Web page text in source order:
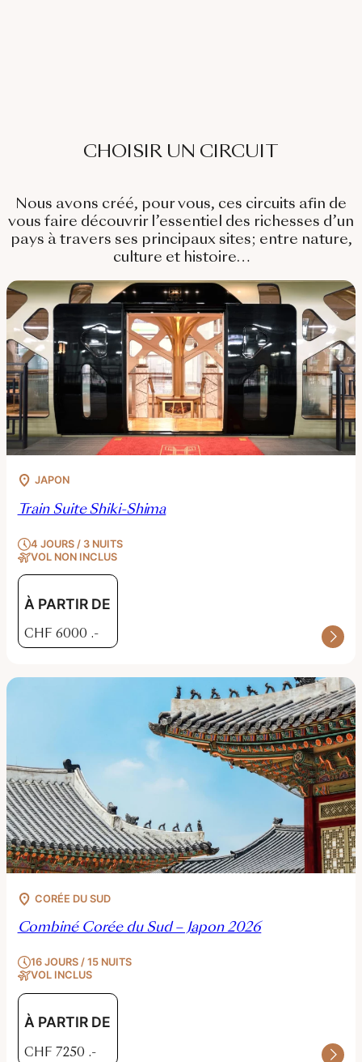
CHOISIR UN CIRCUIT
Nous avons créé, pour vous, ces circuits afin de
vous faire découvrir l’essentiel des richesses d’un
pays à travers ses principaux sites; entre nature,
culture et histoire…
JAPON
Train Suite Shiki-Shima
4 JOURS / 3 NUITS
VOL NON INCLUS
À PARTIR DE
CHF 6000 .-
CORÉE DU SUD
Combiné Corée du Sud – Japon 2026
16 JOURS / 15 NUITS
VOL INCLUS
À PARTIR DE
CHF 7250 .-